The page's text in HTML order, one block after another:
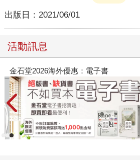
出版日： 2021/06/01
活動訊息
金石堂2026海外優惠：電子書